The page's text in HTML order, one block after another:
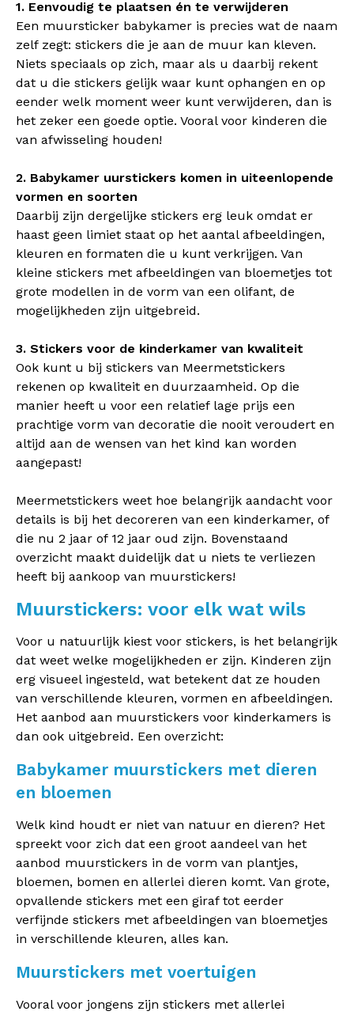
1. Eenvoudig te plaatsen én te verwijderen
Een muursticker babykamer is precies wat de naam
zelf zegt: stickers die je aan de muur kan kleven.
Niets speciaals op zich, maar als u daarbij rekent
dat u die stickers gelijk waar kunt ophangen en op
eender welk moment weer kunt verwijderen, dan is
het zeker een goede optie. Vooral voor kinderen die
van afwisseling houden!
2. Babykamer uurstickers komen in uiteenlopende
vormen en soorten
Daarbij zijn dergelijke stickers erg leuk omdat er
haast geen limiet staat op het aantal afbeeldingen,
kleuren en formaten die u kunt verkrijgen. Van
kleine stickers met afbeeldingen van bloemetjes tot
grote modellen in de vorm van een olifant, de
mogelijkheden zijn uitgebreid.
3. Stickers voor de kinderkamer van kwaliteit
Ook kunt u bij stickers van Meermetstickers
rekenen op kwaliteit en duurzaamheid. Op die
manier heeft u voor een relatief lage prijs een
prachtige vorm van decoratie die nooit veroudert en
altijd aan de wensen van het kind kan worden
aangepast!
Meermetstickers weet hoe belangrijk aandacht voor
details is bij het decoreren van een kinderkamer, of
die nu 2 jaar of 12 jaar oud zijn. Bovenstaand
overzicht maakt duidelijk dat u niets te verliezen
heeft bij aankoop van muurstickers!
Muurstickers: voor elk wat wils
Voor u natuurlijk kiest voor stickers, is het belangrijk
dat weet welke mogelijkheden er zijn. Kinderen zijn
erg visueel ingesteld, wat betekent dat ze houden
van verschillende kleuren, vormen en afbeeldingen.
Het aanbod aan muurstickers voor kinderkamers is
dan ook uitgebreid. Een overzicht:
Babykamer muurstickers met dieren
en bloemen
Welk kind houdt er niet van natuur en dieren? Het
spreekt voor zich dat een groot aandeel van het
aanbod muurstickers in de vorm van plantjes,
bloemen, bomen en allerlei dieren komt. Van grote,
opvallende stickers met een giraf tot eerder
verfijnde stickers met afbeeldingen van bloemetjes
in verschillende kleuren, alles kan.
Muurstickers met voertuigen
Vooral voor jongens zijn stickers met allerlei